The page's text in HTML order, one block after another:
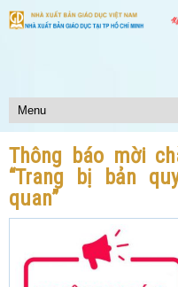
Thông báo mời
“Trang bị bản
quan”